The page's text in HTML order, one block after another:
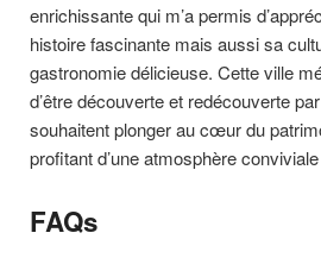
enrichissante qui m’a permis
histoire fascinante mais aussi sa
gastronomie délicieuse. Cette ville
d’être découverte et redécouverte
souhaitent plonger au cœur du
profitant d’une atmosphère
FAQs